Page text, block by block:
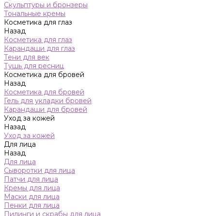
Скульптуры и бронзеры
Тональные кремы
Косметика для глаз
Назад
Косметика для глаз
Карандаши для глаз
Тени для век
Тушь для ресниц
Косметика для бровей
Назад
Косметика для бровей
Гель для укладки бровей
Карандаши для бровей
Уход за кожей
Назад
Уход за кожей
Для лица
Назад
Для лица
Сыворотки для лица
Патчи для лица
Кремы для лица
Маски для лица
Пенки для лица
Пилинги и скрабы для лица